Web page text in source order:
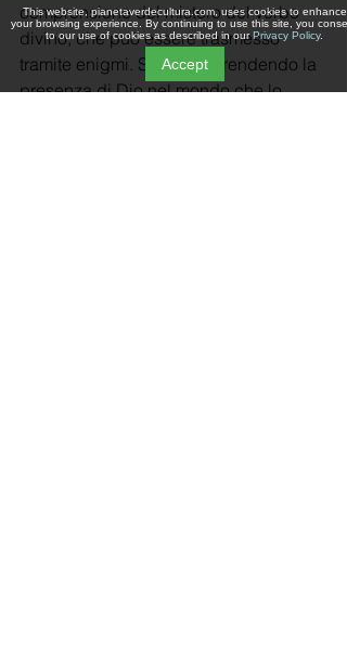
comprensione del mistero del verbo
divino, che può essere trasmesso
tramite enigmi. Sarà comprendendo la
presenza di Dio nel mondo che lo
This website, pianetaverdecultura.com, uses cookies to enhance
your browsing experience. By continuing to use this site, you
to our use of cookies as described in ourPrivacy Policy.
Accept